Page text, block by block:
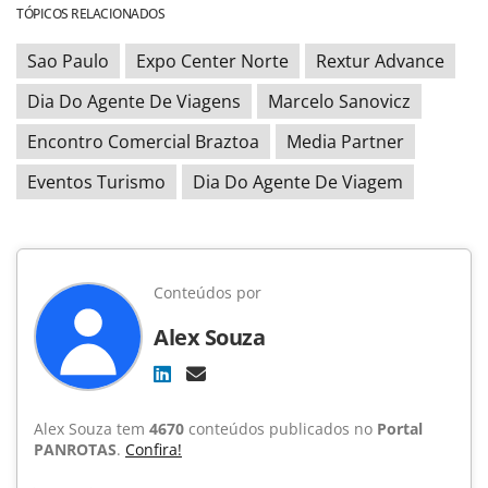
TÓPICOS RELACIONADOS
Sao Paulo Expo Center Norte
Rextur Advance
Dia Do Agente De Viagens
Marcelo Sanovicz
Encontro Comercial Braztoa
Media Partner
Eventos Turismo
Dia Do Agente De Viagem
Conteúdos por
Alex Souza
Alex Souza tem 4670 conteúdos publicados no Portal
PANROTAS. Confira!